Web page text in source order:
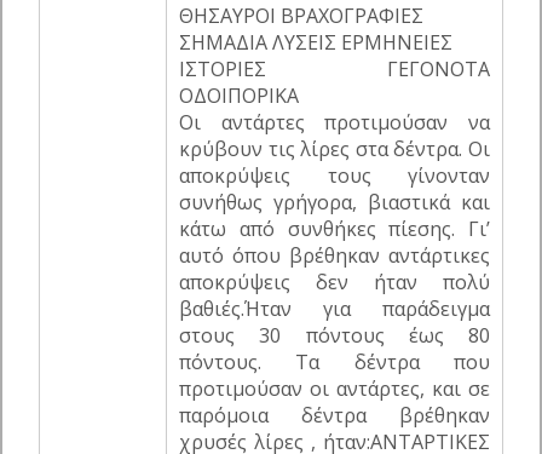
ΘΗΣΑΥΡΟΙ ΒΡΑΧΟΓΡΑΦΙΕΣ
ΣΗΜΑΔΙΑ ΛΥΣΕΙΣ ΕΡΜΗΝΕΙΕΣ
ΙΣΤΟΡΙΕΣ ΓΕΓΟΝΟΤΑ
ΟΔΟΙΠΟΡΙΚΑ
Οι αντάρτες προτιμούσαν να
κρύβουν τις λίρες στα δέντρα. Οι
αποκρύψεις τους γίνονταν
συνήθως γρήγορα, βιαστικά και
κάτω από συνθήκες πίεσης. Γι’
αυτό όπου βρέθηκαν αντάρτικες
αποκρύψεις δεν ήταν πολύ
βαθιές.Ήταν για παράδειγμα
στους 30 πόντους έως 80
πόντους. Τα δέντρα που
προτιμούσαν οι αντάρτες, και σε
παρόμοια δέντρα βρέθηκαν
χρυσές λίρες , ήταν:ΑΝΤΑΡΤΙΚΕΣ